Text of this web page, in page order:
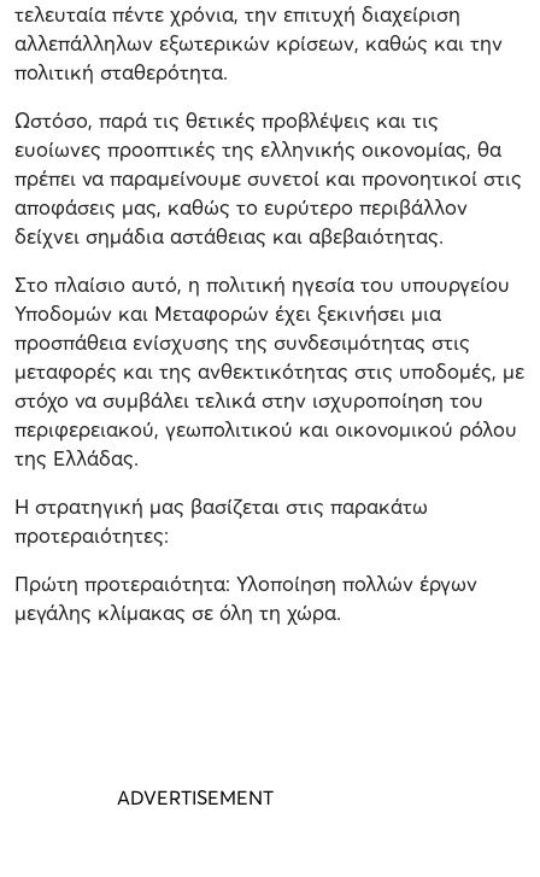
τελευταία πέντε χρόνια, την επιτυχή διαχείριση
αλλεπάλληλων εξωτερικών κρίσεων, καθώς και την
πολιτική σταθερότητα.
Ωστόσο, παρά τις θετικές προβλέψεις και τις
ευοίωνες προοπτικές της ελληνικής οικονομίας, θα
πρέπει να παραμείνουμε συνετοί και προνοητικοί στις
αποφάσεις μας, καθώς το ευρύτερο περιβάλλον
δείχνει σημάδια αστάθειας και αβεβαιότητας.
Στο πλαίσιο αυτό, η πολιτική ηγεσία του υπουργείου
Υποδομών και Μεταφορών έχει ξεκινήσει μια
προσπάθεια ενίσχυσης της συνδεσιμότητας στις
μεταφορές και της ανθεκτικότητας στις υποδομές, με
στόχο να συμβάλει τελικά στην ισχυροποίηση του
περιφερειακού, γεωπολιτικού και οικονομικού ρόλου
της Ελλάδας.
Η στρατηγική μας βασίζεται στις παρακάτω
προτεραιότητες:
Πρώτη προτεραιότητα: Υλοποίηση πολλών έργων
μεγάλης κλίμακας σε όλη τη χώρα.